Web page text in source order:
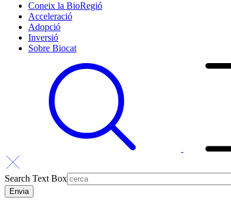
Coneix la BioRegió
Acceleració
Adopció
Inversió
Sobre Biocat
Search Text Box